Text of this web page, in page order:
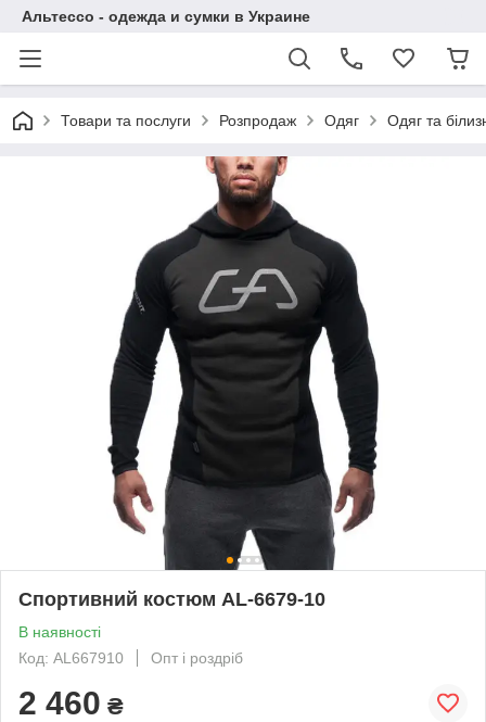
Альтессо - одежда и сумки в Украине
Товари та послуги Розпродаж Одяг Одяг та
Спортивний костюм AL-6679-10
В наявності
Код: AL667910
Опт і роздріб
2 460 ₴